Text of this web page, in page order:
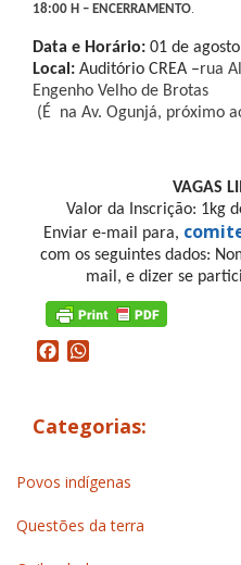
18:00 H – ENCERRAMENTO
Data e Horário: 01 de
Local: Auditório CREA –rua
Engenho Velho de Brotas
(É na Av. Ogunjá, próximo
VAGAS
Valor da Inscrição: 1kg
Enviar e-mail para,
com os seguintes dados:
mail, e dizer se
Facebook
Categorias:
Povos indígenas
Questões da terra